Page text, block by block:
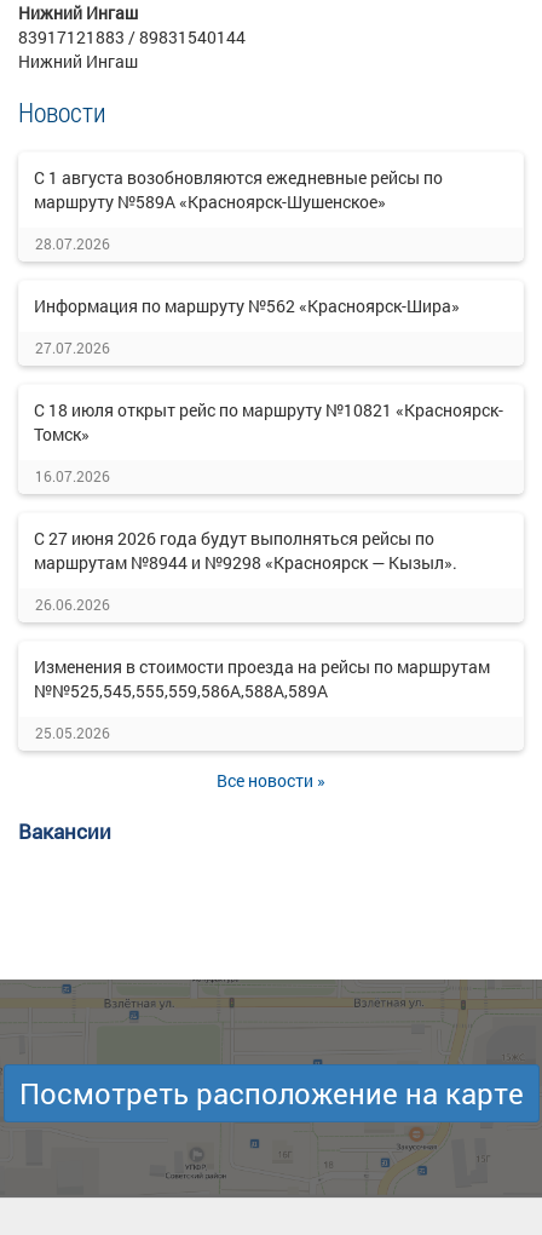
Нижний Ингаш
83917121883 / 89831540144
Нижний Ингаш
Новости
С 1 августа возобновляются ежедневные рейсы по
маршруту №589А «Красноярск-Шушенское»
28.07.2026
Информация по маршруту №562 «Красноярск-Шира»
27.07.2026
С 18 июля открыт рейс по маршруту №10821 «Красноярск-
Томск»
16.07.2026
С 27 июня 2026 года будут выполняться рейсы по
маршрутам №8944 и №9298 «Красноярск — Кызыл».
26.06.2026
Изменения в стоимости проезда на рейсы по маршрутам
№№525,545,555,559,586А,588А,589А
25.05.2026
Все новости »
Вакансии
Посмотреть расположение на карте